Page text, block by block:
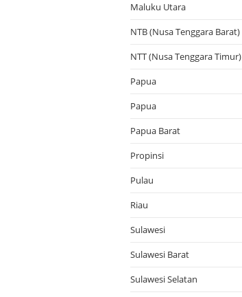
Maluku Utara
NTB (Nusa Tenggara Barat)
NTT (Nusa Tenggara Timur)
Papua
Papua
Papua Barat
Propinsi
Pulau
Riau
Sulawesi
Sulawesi Barat
Sulawesi Selatan